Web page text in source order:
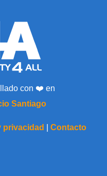
con ❤️ en
Santiago
privacidad Contacto